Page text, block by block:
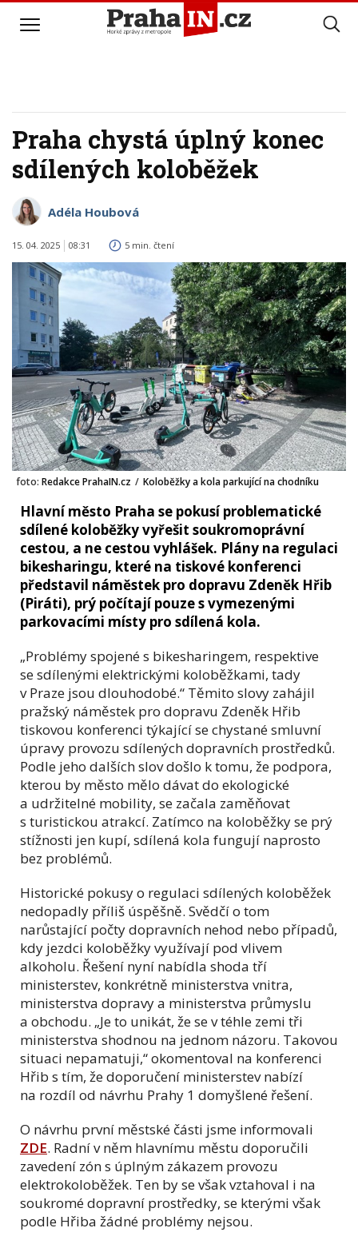
Praha chystá úplný konec
sdílených koloběžek
Adéla Houbová
15. 04. 2025 08:31 5 min. čtení
foto: Redakce PrahaIN.cz / Koloběžky a kola parkující na chodníku
Hlavní město Praha se pokusí problematické
sdílené koloběžky vyřešit soukromoprávní
cestou, a ne cestou vyhlášek. Plány na regulaci
bikesharingu, které na tiskové konferenci
představil náměstek pro dopravu Zdeněk Hřib
(Piráti), prý počítají pouze s vymezenými
parkovacími místy pro sdílená kola.
„Problémy spojené s bikesharingem, respektive
se sdílenými elektrickými koloběžkami, tady
v Praze jsou dlouhodobé.“ Těmito slovy zahájil
pražský náměstek pro dopravu Zdeněk Hřib
tiskovou konferenci týkající se chystané smluvní
úpravy provozu sdílených dopravních prostředků.
Podle jeho dalších slov došlo k tomu, že podpora,
kterou by město mělo dávat do ekologické
a udržitelné mobility, se začala zaměňovat
s turistickou atrakcí. Zatímco na koloběžky se prý
stížnosti jen kupí, sdílená kola fungují naprosto
bez problémů.
Historické pokusy o regulaci sdílených koloběžek
nedopadly příliš úspěšně. Svědčí o tom
narůstající počty dopravních nehod nebo případů,
kdy jezdci koloběžky využívají pod vlivem
alkoholu. Řešení nyní nabídla shoda tří
ministerstev, konkrétně ministerstva vnitra,
ministerstva dopravy a ministerstva průmyslu
a obchodu. „Je to unikát, že se v téhle zemi tři
ministerstva shodnou na jednom názoru. Takovou
situaci nepamatuji,“ okomentoval na konferenci
Hřib s tím, že doporučení ministerstev nabízí
na rozdíl od návrhu Prahy 1 domyšlené řešení.
O návrhu první městské části jsme informovali
ZDE. Radní v něm hlavnímu městu doporučili
zavedení zón s úplným zákazem provozu
elektrokoloběžek. Ten by se však vztahoval i na
soukromé dopravní prostředky, se kterými však
podle Hřiba žádné problémy nejsou.